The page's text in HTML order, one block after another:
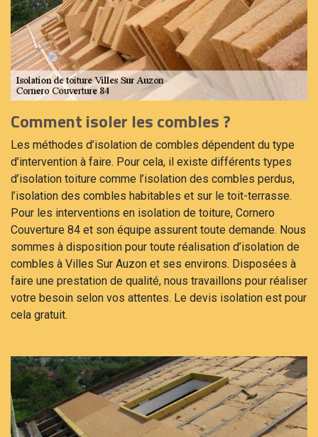
Comment isoler les combles ?
Les méthodes d’isolation de combles dépendent du type
d’intervention à faire. Pour cela, il existe différents types
d’isolation toiture comme l’isolation des combles perdus,
l’isolation des combles habitables et sur le toit-terrasse.
Pour les interventions en isolation de toiture, Cornero
Couverture 84 et son équipe assurent toute demande. Nous
sommes à disposition pour toute réalisation d’isolation de
combles à Villes Sur Auzon et ses environs. Disposées à
faire une prestation de qualité, nous travaillons pour réaliser
votre besoin selon vos attentes. Le devis isolation est pour
cela gratuit.